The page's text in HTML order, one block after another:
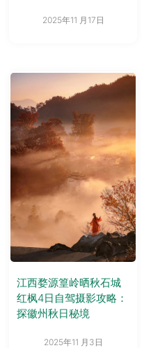
2025年11 月17日
江西婺源篁岭晒秋石城
红枫4日自驾摄影攻略：
探徽州秋日秘境
2025年11 月3日